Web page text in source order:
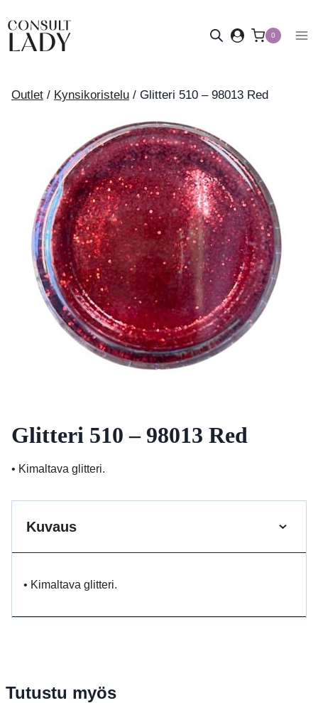
sisältöön
0
Outlet / Kynsikoristelu / Glitteri 510 – 98013 Red
Glitteri 510 – 98013 Red
• Kimaltava glitteri.
Kuvaus
• Kimaltava glitteri.
Tutustu myös